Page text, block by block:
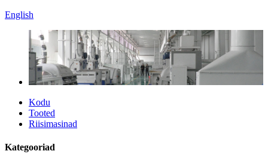
English
Kodu
Tooted
Riisimasinad
Kategooriad